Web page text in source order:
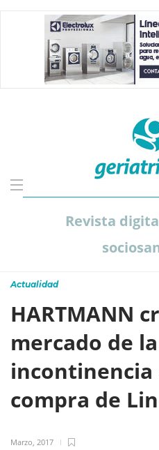
Revista
Actualidad
HARTMANN
mercado de la
incontinencia
compra de
Marzo, 2017